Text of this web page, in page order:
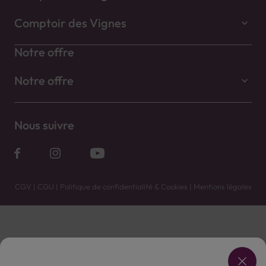
Comptoir des Vignes
Notre offre
Notre offre
Nous suivre
CGV | CGU | Politique de confidentialité & Cookies | Mentions légales
Vente uniquement en caves. Contactez votre caviste pour plus de renseignements.